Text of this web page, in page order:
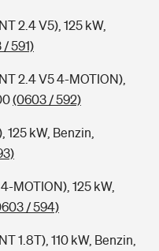
2.4 V5), 125 kW,
591)
2.4 V5 4-MOTION),
(0603 / 592)
125 kW, Benzin,
MOTION), 125 kW,
/ 594)
1.8T), 110 kW, Benzin,